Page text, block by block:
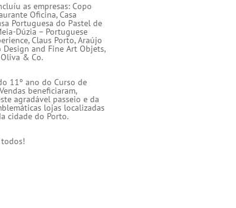
as empresas: Copo
Oficina, Casa
Portuguesa do Pastel de
Dúzia – Portuguese
Claus Porto, Araújo
and Fine Art Objets,
& Co.
11º ano do Curso de
beneficiaram,
agradável passeio e da
lojas localizadas
cidade do Porto.
todos!